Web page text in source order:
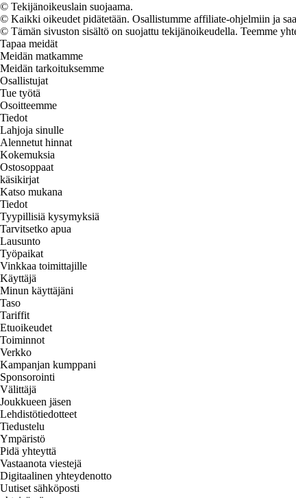
© Tekijänoikeuslain suojaama.
© Kaikki oikeudet pidätetään. Osallistumme affiliate-ohjelmiin ja
© Tämän sivuston sisältö on suojattu tekijänoikeudella. Teemme
Tapaa meidät
Meidän matkamme
Meidän tarkoituksemme
Osallistujat
Tue työtä
Osoitteemme
Tiedot
Lahjoja sinulle
Alennetut hinnat
Kokemuksia
Ostosoppaat
käsikirjat
Katso mukana
Tiedot
Tyypillisiä kysymyksiä
Tarvitsetko apua
Lausunto
Työpaikat
Vinkkaa toimittajille
Käyttäjä
Minun käyttäjäni
Taso
Tariffit
Etuoikeudet
Toiminnot
Verkko
Kampanjan kumppani
Sponsorointi
Välittäjä
Joukkueen jäsen
Lehdistötiedotteet
Tiedustelu
Ympäristö
Pidä yhteyttä
Vastaanota viestejä
Digitaalinen yhteydenotto
Uutiset sähköposti